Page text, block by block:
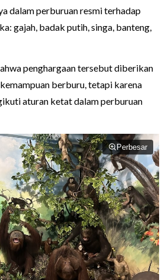
dalam perburuan resmi terhadap
gajah, badak putih, singa, banteng,
penghargaan tersebut diberikan
berburu, tetapi karena
aturan ketat dalam perburuan
Perbesar